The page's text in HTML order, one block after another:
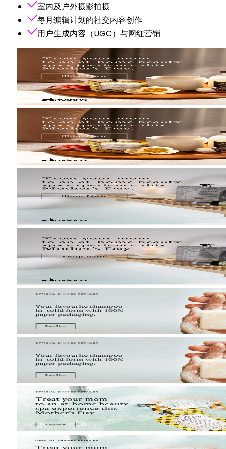
室内及户外摄影拍摄
每月编辑计划的社交内容创作
用户生成内容（UGC）与网红营销